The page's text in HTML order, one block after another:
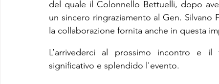
del quale il Colonnello Bettuelli, dopo
un sincero ringraziamento al Gen.
la collaborazione fornita anche in questa
L’arrivederci al prossimo incontro e il
significativo e splendido l'evento.